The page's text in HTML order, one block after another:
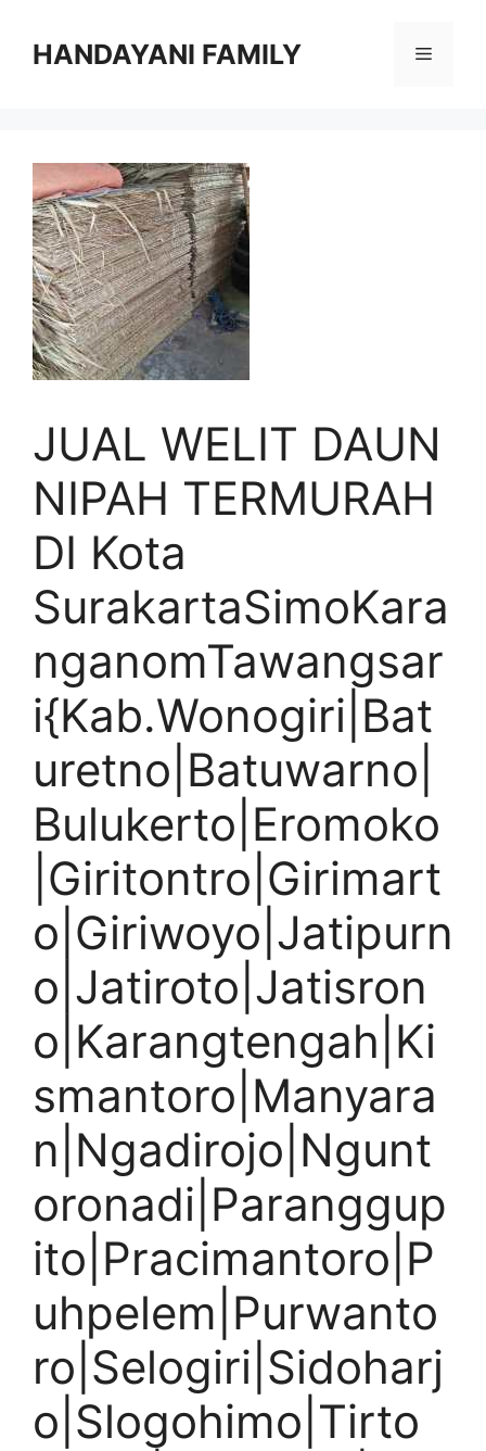
HANDAYANI FAMILY Menu
JUAL WELIT DAUN
NIPAH TERMURAH
DI Kota
SurakartaSimoKara
nganomTawangsar
i{Kab.Wonogiri|Bat
uretno|Batuwarno|
Bulukerto|Eromoko
|Giritontro|Girimart
o|Giriwoyo|Jatipurn
o|Jatiroto|Jatisron
o|Karangtengah|Ki
smantoro|Manyara
n|Ngadirojo|Ngunt
oronadi|Paranggup
ito|Pracimantoro|P
uhpelem|Purwanto
ro|Selogiri|Sidoharj
o|Slogohimo|Tirto